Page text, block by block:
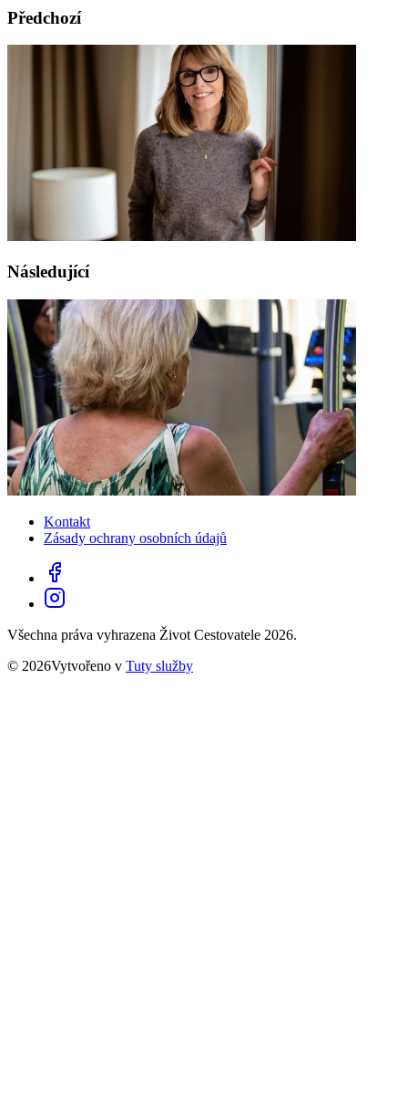
Předchozí
Následující
Kontakt
Zásady ochrany osobních údajů
Všechna práva vyhrazena Život Cestovatele 2026.
© 2026Vytvořeno v Tuty služby